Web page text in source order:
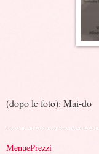
(dopo le foto): Mai-do
MenuePrezzi